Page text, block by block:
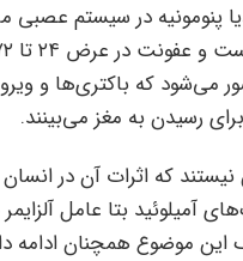
پنومونیه در سیستم عصبی
می‌شود که باکتری‌ها و
رسیدن به مغز می‌بینند.
که اثرات آن در
آمیلوئید بتا عامل آلزایمر
این موضوع همچنان ادامه